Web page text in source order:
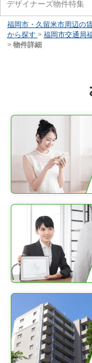
デザイナーズ物件特集
福岡市・久留米市周辺の
から探す > 福岡市交通局
> 物件詳細